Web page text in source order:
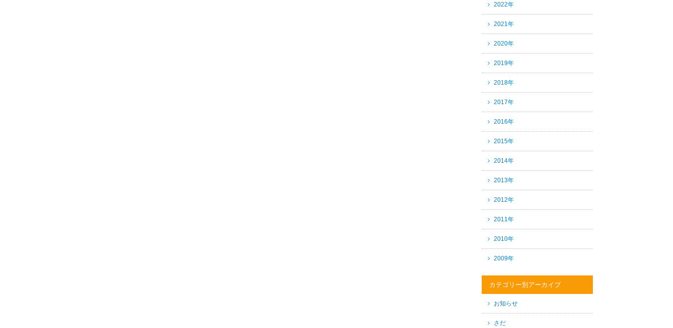
2022年
2021年
2020年
2019年
2018年
2017年
2016年
2015年
2014年
2013年
2012年
2011年
2010年
2009年
カテゴリー別アーカイブ
お知らせ
さだ